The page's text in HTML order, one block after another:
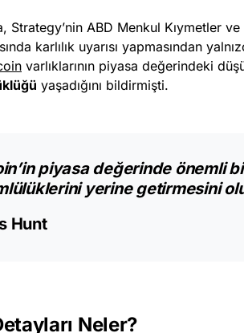
Strategy’nin ABD Menkul Kıymetler
karlılık uyarısı yapmasından
varlıklarının piyasa değerindeki
yaşadığını bildirmişti.
piyasa değerinde önemli
yerine getirmesini
Hunt
Neler?